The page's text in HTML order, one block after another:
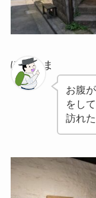
ぽちゃま
お腹
をし
訪れ